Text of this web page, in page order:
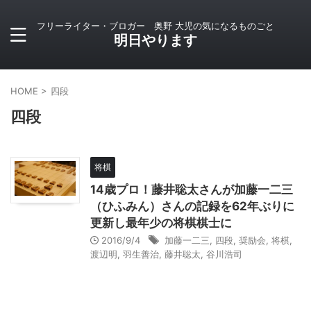
フリーライター・ブロガー 奥野 大児の気になるものごと
明日やります
HOME > 四段
四段
将棋
14歳プロ！藤井聡太さんが加藤一二三
（ひふみん）さんの記録を62年ぶりに
更新し最年少の将棋棋士に
2016/9/4 加藤一二三 四段 奨励会 将棋
渡辺明 羽生善治 藤井聡太 谷川浩司